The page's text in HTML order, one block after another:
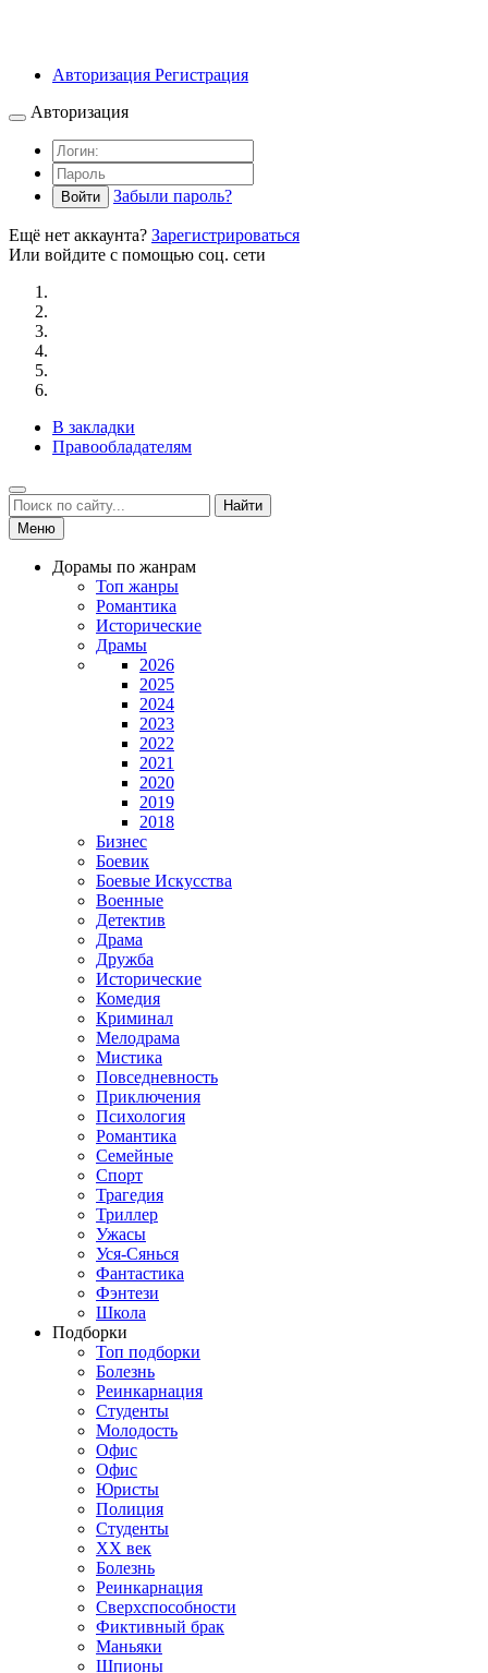
Авторизация Регистрация
Авторизация
Войти Забыли пароль?
Ещё нет аккаунта? Зарегистрироваться
Или войдите с помощью соц. сети
В закладки
Правообладателям
Найти
Меню
Дорамы по жанрам
Топ жанры
Романтика
Исторические
Драмы
2026
2025
2024
2023
2022
2021
2020
2019
2018
Бизнес
Боевик
Боевые Искусства
Военные
Детектив
Драма
Дружба
Исторические
Комедия
Криминал
Мелодрама
Мистика
Повседневность
Приключения
Психология
Романтика
Семейные
Спорт
Трагедия
Триллер
Ужасы
Уся-Сянься
Фантастика
Фэнтези
Школа
Подборки
Топ подборки
Болезнь
Реинкарнация
Студенты
Молодость
Офис
Офис
Юристы
Полиция
Студенты
ХХ век
Болезнь
Реинкарнация
Сверхспособности
Фиктивный брак
Маньяки
Шпионы